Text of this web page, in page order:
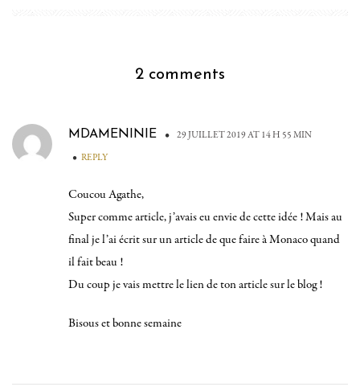
2 comments
MDAMENINIE • 29 JUILLET 2019 AT 14 H 55 MIN
• REPLY
Coucou Agathe,
Super comme article, j’avais eu envie de cette idée ! Mais au
final je l’ai écrit sur un article de que faire à Monaco quand
il fait beau !
Du coup je vais mettre le lien de ton article sur le blog !
Bisous et bonne semaine